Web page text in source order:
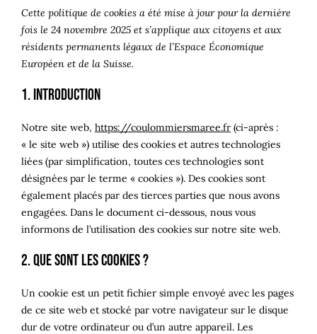
Panier
Cette politique de cookies a été mise à jour pour la dernière
fois le 24 novembre 2025 et s’applique aux citoyens et aux
résidents permanents légaux de l’Espace Économique
Européen et de la Suisse.
1. Introduction
Notre site web, https://coulommiersmaree.fr (ci-après :
« le site web ») utilise des cookies et autres technologies
liées (par simplification, toutes ces technologies sont
désignées par le terme « cookies »). Des cookies sont
également placés par des tierces parties que nous avons
engagées. Dans le document ci-dessous, nous vous
informons de l’utilisation des cookies sur notre site web.
2. Que sont les cookies ?
Un cookie est un petit fichier simple envoyé avec les pages
de ce site web et stocké par votre navigateur sur le disque
dur de votre ordinateur ou d’un autre appareil. Les